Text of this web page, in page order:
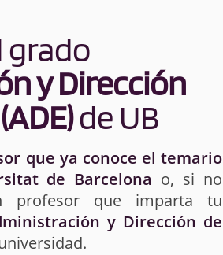
grado
y Dirección
de UB
que ya conoce el temario
de Barcelona o, si no
profesor que imparta tu
y Dirección de